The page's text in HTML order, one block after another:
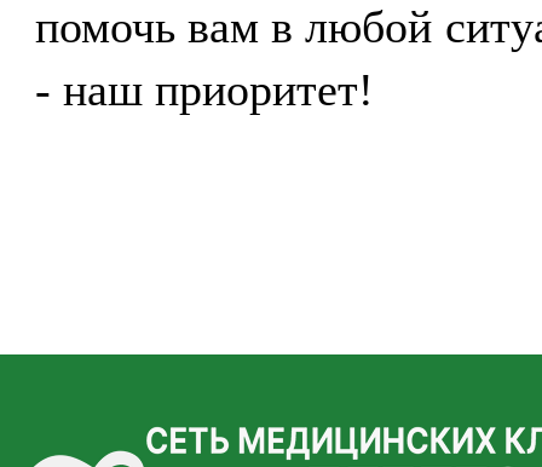
помочь вам в любой
- наш приоритет!